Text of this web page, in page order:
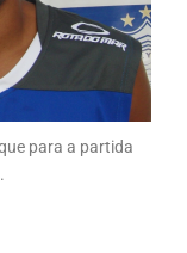
para a partida